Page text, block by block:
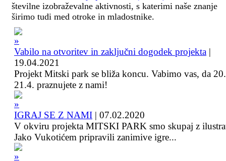
številne izobraževalne aktivnosti, s katerimi naše znanje
širimo tudi med otroke in mladostnike.
Vabilo na otvoritev in zaključni dogodek projekta |
19.04.2021
Projekt Mitski park se bliža koncu. Vabimo vas, da
21.4. praznujete z nami!
IGRAJ SE Z NAMI | 07.02.2020
V okviru projekta MITSKI PARK smo skupaj z
Jako Vukotićem pripravili zanimive igre...